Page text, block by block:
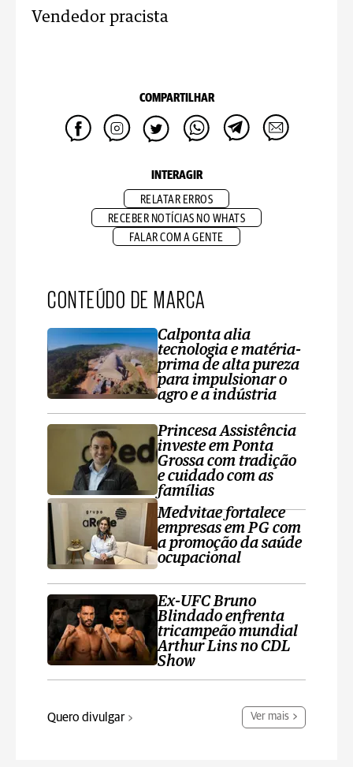
Vendedor pracista
COMPARTILHAR
INTERAGIR
RELATAR ERROS
RECEBER NOTÍCIAS NO WHATS
FALAR COM A GENTE
CONTEÚDO DE MARCA
Calponta alia
tecnologia e matéria-
prima de alta pureza
para impulsionar o
agro e a indústria
Princesa Assistência
investe em Ponta
Grossa com tradição
e cuidado com as
famílias
Medvitae fortalece
empresas em PG com
a promoção da saúde
ocupacional
Ex-UFC Bruno
Blindado enfrenta
tricampeão mundial
Arthur Lins no CDL
Show
Quero divulgar Ver mais